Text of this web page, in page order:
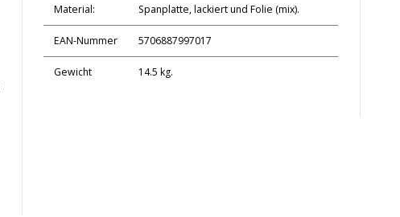
Material: Spanplatte, lackiert und Folie (mix).
EAN-Nummer 5706887997017
Gewicht 14.5 kg.